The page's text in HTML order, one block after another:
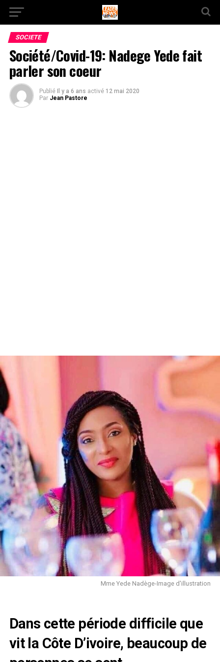
SOCIETE
Société/Covid-19: Nadege Yede fait
parler son coeur
Publié Il y a 6 ans activé 12 mai 2020
Par Jean Pastore
Mme Yede Nadège-Image d'illustration
Dans cette période difficile que
vit la Côte D’ivoire, beaucoup de